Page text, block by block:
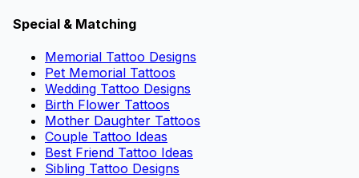
Special & Matching
Memorial Tattoo Designs
Pet Memorial Tattoos
Wedding Tattoo Designs
Birth Flower Tattoos
Mother Daughter Tattoos
Couple Tattoo Ideas
Best Friend Tattoo Ideas
Sibling Tattoo Designs